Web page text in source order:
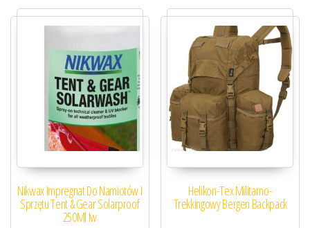
Nikwax Impregnat Do Namiotów I
Sprzętu Tent & Gear Solarproof
250Ml Iw
Helikon-Tex Militarno-
Trekkingowy Bergen Backpack